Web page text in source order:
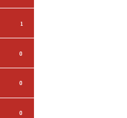
1
0
0
0